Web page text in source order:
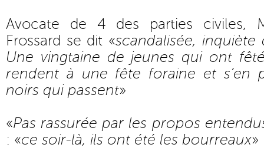
Avocate de 4 des parties civiles,
Frossard se dit «scandalisée,
Une vingtaine de jeunes qui ont
rendent à une fête foraine et s’en
noirs qui passent»
«Pas rassurée par les propos
: «ce soir-là, ils ont été les bourreaux»